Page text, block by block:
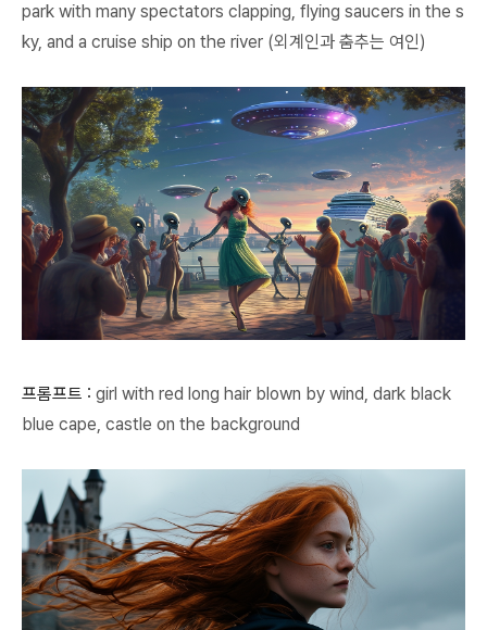
park with many spectators clapping, flying saucers in the s
ky, and a cruise ship on the river (외계인과 춤추는 여인)
프롬프트 : girl with red long hair blown by wind, dark black
blue cape, castle on the background